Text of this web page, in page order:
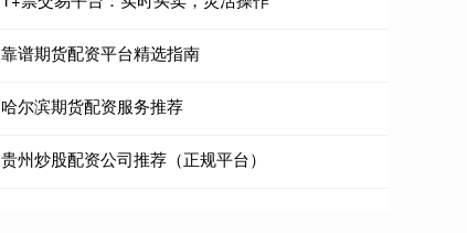
靠谱期货配资平台精选指南
哈尔滨期货配资服务推荐
贵州炒股配资公司推荐（正规平台）